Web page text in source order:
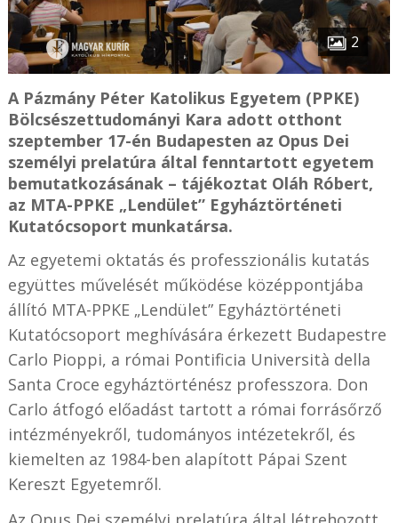
2
A Pázmány Péter Katolikus Egyetem (PPKE)
Bölcsészettudományi Kara adott otthont
szeptember 17-én Budapesten az Opus Dei
személyi prelatúra által fenntartott egyetem
bemutatkozásának – tájékoztat Oláh Róbert,
az MTA-PPKE „Lendület” Egyháztörténeti
Kutatócsoport munkatársa.
Az egyetemi oktatás és professzionális kutatás
együttes művelését működése középpontjába
állító MTA-PPKE „Lendület” Egyháztörténeti
Kutatócsoport meghívására érkezett Budapestre
Carlo Pioppi, a római Pontificia Università della
Santa Croce egyháztörténész professzora. Don
Carlo átfogó előadást tartott a római forrásőrző
intézményekről, tudományos intézetekről, és
kiemelten az 1984-ben alapított Pápai Szent
Kereszt Egyetemről.